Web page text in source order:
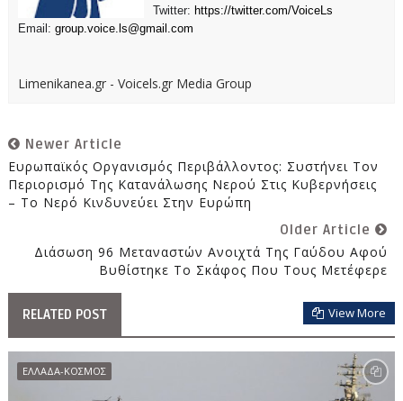
Twitter: https://twitter.com/VoiceLs
Email: group.voice.ls@gmail.com
Limenikanea.gr - Voicels.gr Media Group
Newer Article
Ευρωπαϊκός Οργανισμός Περιβάλλοντος: Συστήνει Τον
Περιορισμό Της Κατανάλωσης Νερού Στις Κυβερνήσεις
– Το Νερό Κινδυνεύει Στην Ευρώπη
Older Article
Διάσωση 96 Μεταναστών Ανοιχτά Της Γαύδου Αφού
Βυθίστηκε Το Σκάφος Που Τους Μετέφερε
RELATED POST View More
ΕΛΛΑΔΑ-ΚΟΣΜΟΣ